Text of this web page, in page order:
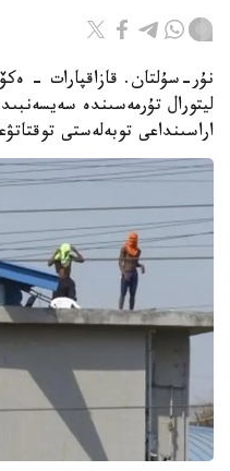
نۇر-سۇلتان. قازاقپارات -
ليتورال تۇرمەسىندە
اراسىنداعى توبەلەستى